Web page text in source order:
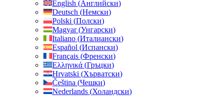
English (Английски)
Deutsch (Немски)
Polski (Полски)
Magyar(Унгарски)
Italiano (Италиански)
Español (Испански)
Français (Френски)
Ελληνικά (Гръцки)
Hrvatski (Хърватски)
Čeština (Чешки)
Nederlands (Холандски)